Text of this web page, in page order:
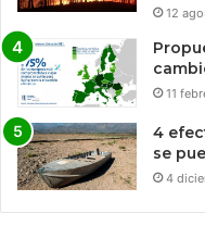
12
11
4
se
4